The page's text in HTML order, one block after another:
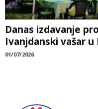
Danas izdavanje
Ivanjdanski vašar u
01/07/2026